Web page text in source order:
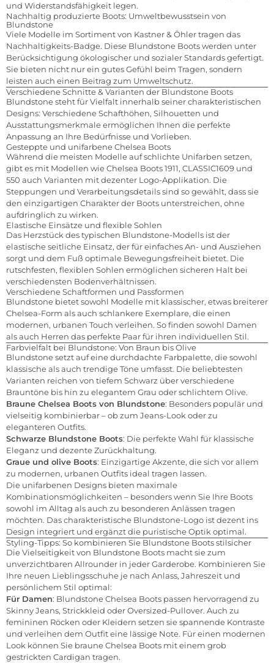
und Widerstandsfähigkeit legen.
Nachhaltig produzierte Boots: Umweltbewusstsein von
Blundstone
Viele Modelle im Sortiment von Kastner & Öhler tragen das
Nachhaltigkeits-Badge. Diese Blundstone Boots werden unter
Berücksichtigung ökologischer und sozialer Standards gefertigt.
Sie bieten nicht nur ein gutes Gefühl beim Tragen, sondern
leisten auch einen Beitrag zum Umweltschutz.
Verschiedene Schnitte & Varianten der Blundstone Boots
Blundstone steht für Vielfalt innerhalb seiner charakteristischen
Designs: Verschiedene Schafthöhen, Silhouetten und
Ausstattungsmerkmale ermöglichen Ihnen die perfekte
Anpassung an Ihre Bedürfnisse und Vorlieben.
Gesteppte und unifarbene Chelsea Boots
Während die meisten Modelle auf schlichte Unifarben setzen,
gibt es mit Modellen wie Chelsea Boots 1911, CLASSIC1609 und
550 auch Varianten mit dezenter Logo-Applikation. Die
Steppungen und Verarbeitungsdetails sind so gewählt, dass sie
den einzigartigen Charakter der Boots unterstreichen, ohne
aufdringlich zu wirken.
Elastische Einsätze und flexible Sohlen
Das Herzstück des typischen Blundstone-Modells ist der
elastische seitliche Einsatz, der für einfaches An- und Ausziehen
sorgt und dem Fuß optimale Bewegungsfreiheit bietet. Die
rutschfesten, flexiblen Sohlen ermöglichen sicheren Halt bei
verschiedensten Bodenverhältnissen.
Verschiedene Schaftformen und Passformen
Blundstone bietet sowohl Modelle mit klassischer, etwas breiterer
Chelsea-Form als auch schlankere Exemplare, die einen
modernen, urbanen Touch verleihen. So finden sowohl Damen
als auch Herren das perfekte Paar für ihren individuellen Stil.
Farbvielfalt bei Blundstone: Von Braun bis Olive
Blundstone setzt auf eine durchdachte Farbpalette, die sowohl
klassische als auch trendige Töne umfasst. Die beliebtesten
Varianten reichen von tiefem Schwarz über verschiedene
Brauntöne bis hin zu elegantem Grau oder schlichtem Olive.
Braune Chelsea Boots von Blundstone: Besonders populär und
vielseitig kombinierbar – ob zum Jeans-Look oder zu
eleganteren Outfits.
Schwarze Blundstone Boots: Die perfekte Wahl für klassische
Eleganz und dezente Zurückhaltung.
Graue und olive Boots: Einzigartige Akzente, die sich vor allem
zu modernen, urbanen Outfits ideal tragen lassen.
Die unifarbenen Designs bieten maximale
Kombinationsmöglichkeiten – besonders wenn Sie Ihre Boots
sowohl im Alltag als auch zu besonderen Anlässen tragen
möchten. Das charakteristische Blundstone-Logo ist dezent ins
Design integriert und ergänzt die puristische Optik optimal.
Styling-Tipps: So kombinieren Sie Blundstone Boots stilsicher
Die Vielseitigkeit von Blundstone Boots macht sie zum
unverzichtbaren Allrounder in jeder Garderobe. Kombinieren Sie
Ihre neuen Lieblingsschuhe je nach Anlass, Jahreszeit und
persönlichem Stil optimal:
Für Damen: Blundstone Chelsea Boots passen hervorragend zu
Skinny Jeans, Strickkleid oder Oversized-Pullover. Auch zu
femininen Röcken oder Kleidern setzen sie spannende Kontraste
und verleihen dem Outfit eine lässige Note. Für einen modernen
Look können Sie braune Chelsea Boots mit einem grob
gestrickten Cardigan tragen.